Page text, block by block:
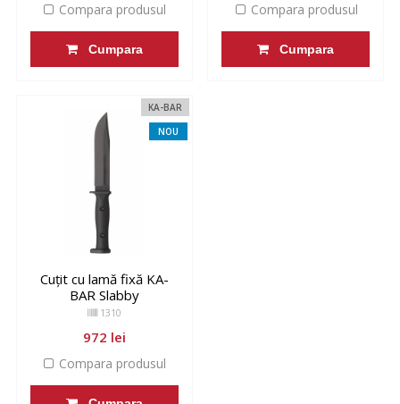
Compara produsul
Cumpara
Compara produsul
Cumpara
KA-BAR
Cuțit cu lamă fixă KA-
BAR Slabby
1310
972 lei
NOU
Compara produsul